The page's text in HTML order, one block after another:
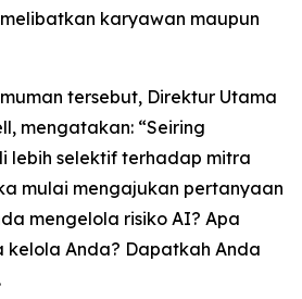
karyawan maupun
tersebut, Direktur Utama
mengatakan: “Seiring
lebih selektif terhadap mitra
mulai mengajukan pertanyaan
mengelola risiko AI? Apa
Anda? Dapatkah Anda